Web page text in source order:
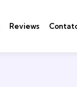
Reviews